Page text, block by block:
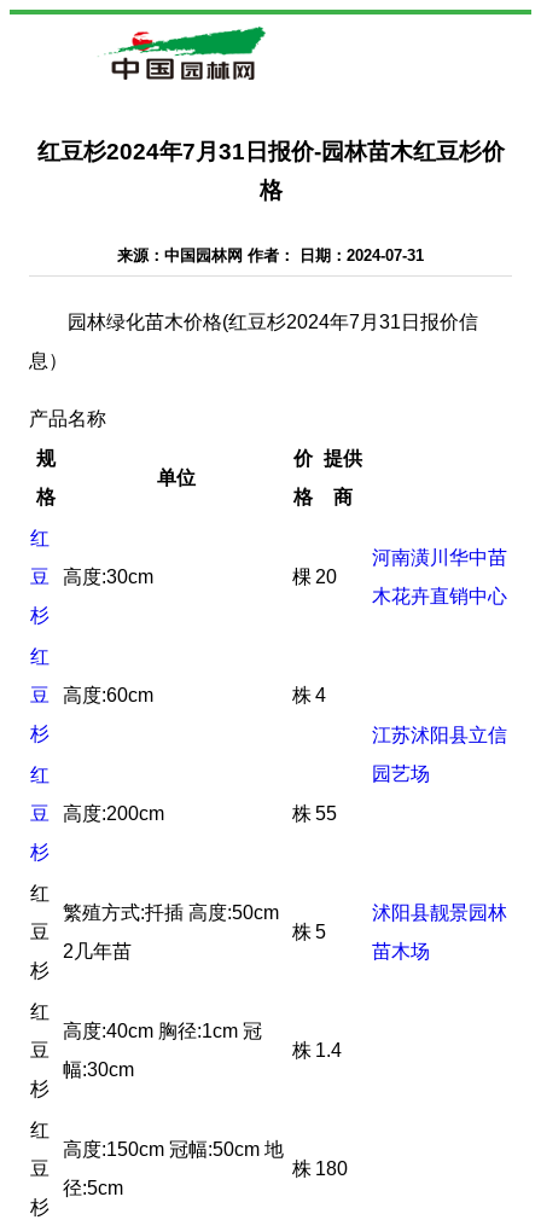
红豆杉2024年7月31日报价-园林苗木红豆杉价
格
来源：中国园林网 作者： 日期：2024-07-31
园林绿化苗木价格(红豆杉2024年7月31日报价信
息）
产品名称
规
格
单位
价
格
提供
商
红
豆
杉
高度:30cm 棵 20
河南潢川华中苗
木花卉直销中心
红
豆
杉
高度:60cm 株4
江苏沭阳县立信
园艺场
红
豆
杉
高度:200cm 株55
红
豆
杉
繁殖方式:扦插 高度:50cm
2几年苗
株5
沭阳县靓景园林
苗木场
红
豆
杉
高度:40cm 胸径:1cm 冠
幅:30cm
株 1.4
红
豆
杉
高度:150cm 冠幅:50cm 地
径:5cm
株 180